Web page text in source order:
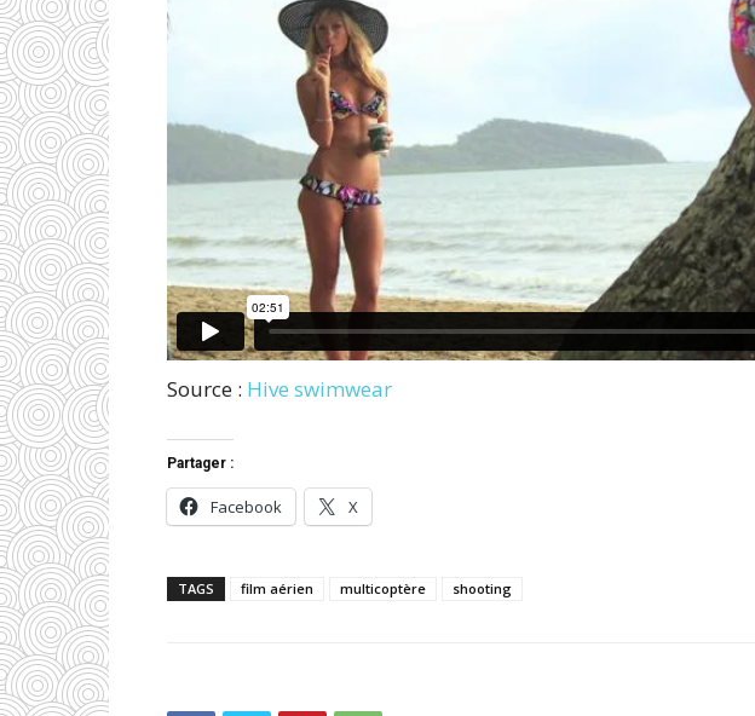
Source : Hive swimwear
Partager :
Facebook X
TAGS film aérien multicoptère shooting